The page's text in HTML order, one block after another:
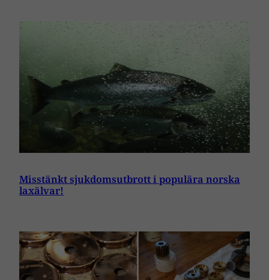
Misstänkt sjukdomsutbrott i populära norska
laxälvar!